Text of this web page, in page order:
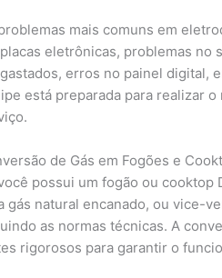
mais comuns em
eletrônicas, problemas no
erros no painel digital,
está preparada para realizar
de Gás em Fogões e
possui um fogão ou cooktop
gás natural encanado, ou vice-
as normas técnicas. A
rigorosos para garantir o